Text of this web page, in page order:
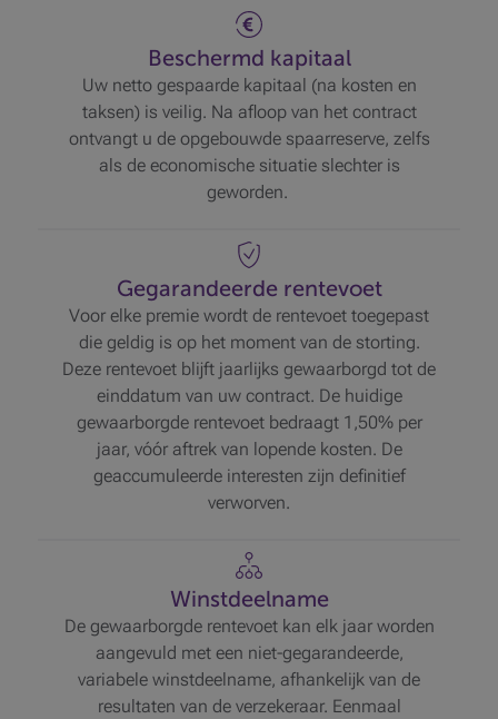
Beschermd kapitaal
Uw netto gespaarde kapitaal (na kosten en
taksen) is veilig. Na afloop van het contract
ontvangt u de opgebouwde spaarreserve, zelfs
als de economische situatie slechter is
geworden.
Gegarandeerde rentevoet
Voor elke premie wordt de rentevoet toegepast
die geldig is op het moment van de storting.
Deze rentevoet blijft jaarlijks gewaarborgd tot de
einddatum van uw contract. De huidige
gewaarborgde rentevoet bedraagt 1,50% per
jaar, vóór aftrek van lopende kosten. De
geaccumuleerde interesten zijn definitief
verworven.
Winstdeelname
De gewaarborgde rentevoet kan elk jaar worden
aangevuld met een niet-gegarandeerde,
variabele winstdeelname, afhankelijk van de
resultaten van de verzekeraar. Eenmaal